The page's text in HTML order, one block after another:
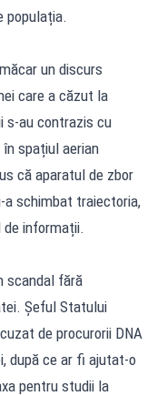
populația.
un discurs
care a căzut la
s-au contrazis cu
spațiul aerian
că aparatul de zbor
a schimbat traiectoria,
informații.
scandal fără
Șeful Statului
de procurorii DNA
după ce ar fi ajutat-o
pentru studii la